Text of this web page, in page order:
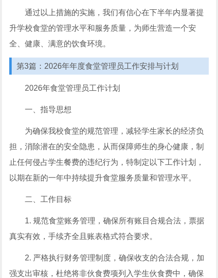
通过以上措施的实施，我们有信心在下半年内显著提
升学校食堂的管理水平和服务质量，为师生营造一个安
全、健康、满意的饮食环境。
第3篇：2026年年度食堂管理员工作安排与计划
2026年食堂管理员工作计划
一、指导思想
为确保我校食堂的规范管理，减轻学生家长的经济负
担，消除潜在的安全隐患，从而保障师生的身心健康，制
止任何侵占学生餐费的违纪行为，特制定以下工作计划，
以期在新的一年中持续提升食堂服务质量和管理水平。
二、工作目标
1. 规范食堂账务管理，确保所有账目合规合法，票据
真实有效，手续齐全且账表格式符合要求。
2. 严格执行财务管理制度，确保收支的合法合规，加
强支出审核，杜绝将非伙食费项列入学生伙食费中，确保